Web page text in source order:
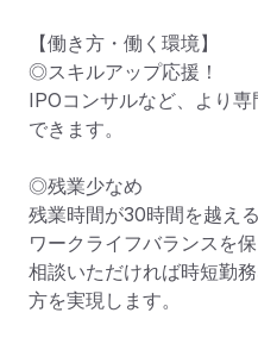
【働き方・働く環境】
◎スキルアップ応援！
IPOコンサルなど、より
できます。
◎残業少なめ
残業時間が30時間を越え
ワークライフバランスを
相談いただければ時短勤
方を実現します。